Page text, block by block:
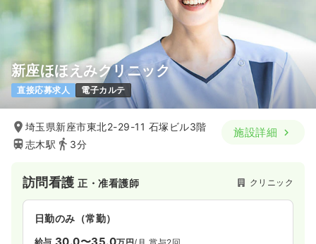
新座ほほえみクリニック
直接応募求人 電子カルテ
埼玉県新座市東北2-29-11 石塚ビル3階
志木駅
3分
施設詳細
訪問看護正・准看護師 クリニック
日勤のみ（常勤）
給与